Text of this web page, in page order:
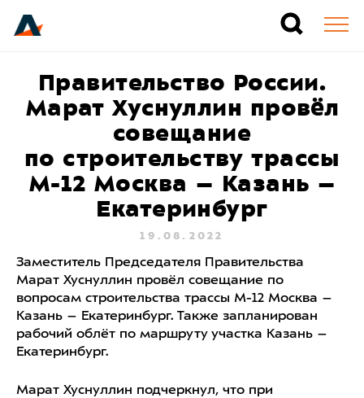
Правительство России.
Марат Хуснуллин провёл
совещание
по строительству трассы
М-12 Москва – Казань –
Екатеринбург
19.08.2022
Заместитель Председателя Правительства
Марат Хуснуллин провёл совещание по
вопросам строительства трассы М-12 Москва –
Казань – Екатеринбург. Также запланирован
рабочий облёт по маршруту участка Казань –
Екатеринбург.
Марат Хуснуллин подчеркнул, что при